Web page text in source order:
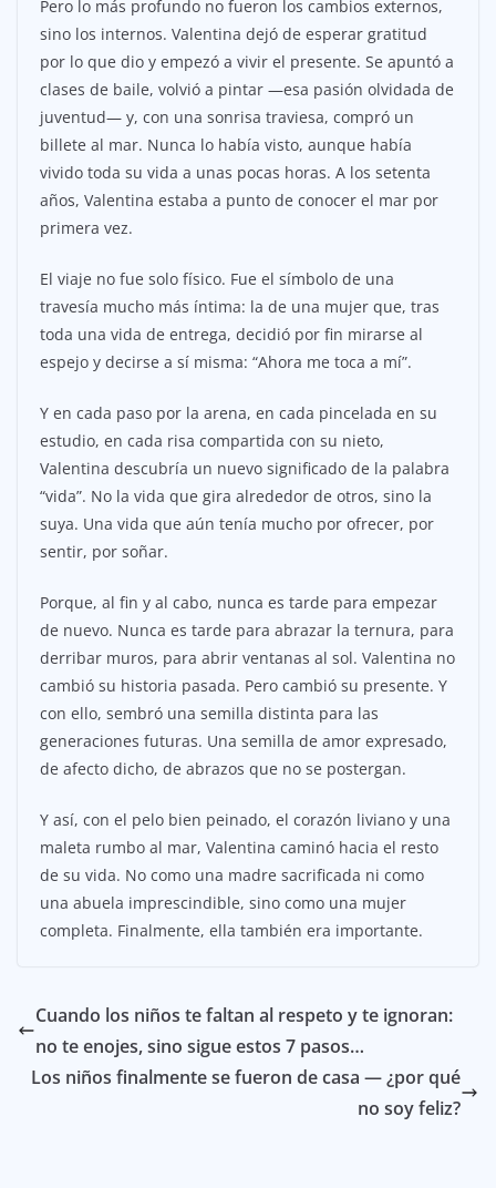
Pero lo más profundo no fueron los cambios externos,
sino los internos. Valentina dejó de esperar gratitud
por lo que dio y empezó a vivir el presente. Se apuntó a
clases de baile, volvió a pintar —esa pasión olvidada de
juventud— y, con una sonrisa traviesa, compró un
billete al mar. Nunca lo había visto, aunque había
vivido toda su vida a unas pocas horas. A los setenta
años, Valentina estaba a punto de conocer el mar por
primera vez.
El viaje no fue solo físico. Fue el símbolo de una
travesía mucho más íntima: la de una mujer que, tras
toda una vida de entrega, decidió por fin mirarse al
espejo y decirse a sí misma: “Ahora me toca a mí”.
Y en cada paso por la arena, en cada pincelada en su
estudio, en cada risa compartida con su nieto,
Valentina descubría un nuevo significado de la palabra
“vida”. No la vida que gira alrededor de otros, sino la
suya. Una vida que aún tenía mucho por ofrecer, por
sentir, por soñar.
Porque, al fin y al cabo, nunca es tarde para empezar
de nuevo. Nunca es tarde para abrazar la ternura, para
derribar muros, para abrir ventanas al sol. Valentina no
cambió su historia pasada. Pero cambió su presente. Y
con ello, sembró una semilla distinta para las
generaciones futuras. Una semilla de amor expresado,
de afecto dicho, de abrazos que no se postergan.
Y así, con el pelo bien peinado, el corazón liviano y una
maleta rumbo al mar, Valentina caminó hacia el resto
de su vida. No como una madre sacrificada ni como
una abuela imprescindible, sino como una mujer
completa. Finalmente, ella también era importante.
Cuando los niños te faltan al respeto y te ignoran:
no te enojes, sino sigue estos 7 pasos…
Los niños finalmente se fueron de casa — ¿por qué
no soy feliz?